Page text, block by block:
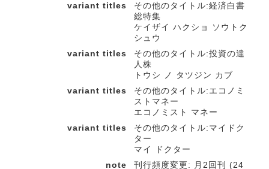
variant titles
その他のタイトル:経済白書
総特集
ケイザイ ハクショ ソウトク
シュウ
variant titles
その他のタイトル:投資の達
人株
トウシ ノ タツジン カブ
variant titles
その他のタイトル:エコノミ
ストマネー
エコノミスト マネー
variant titles
その他のタイトル:マイドク
ター
マイ ドクター
note
刊行頻度変更: 月2回刊 (24